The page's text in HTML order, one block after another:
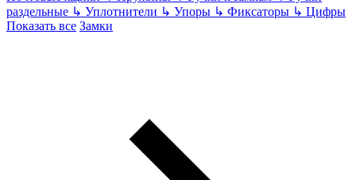
раздельные ↳ Уплотнители ↳ Упоры ↳ Фиксаторы ↳ Цифры
Показать все Замки